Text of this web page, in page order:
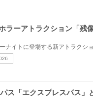
ラーアトラクション「
ナイトに登場する新アトラクシ
ス「エクスプレスパス